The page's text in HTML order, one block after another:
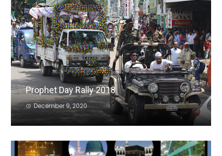
Prophet Day Rally 2018
December 9, 2020